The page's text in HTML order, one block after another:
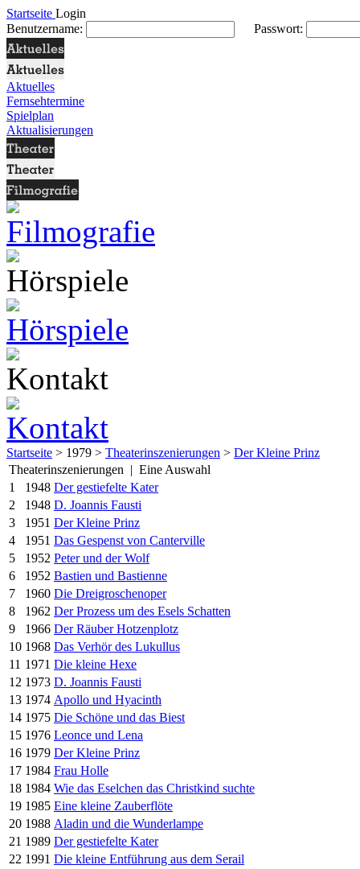
Startseite Login
Benutzername:
Passwort:
Aktuelles
Fernsehtermine
Spielplan
Aktualisierungen
Startseite > 1979 > Theaterinszenierungen > Der Kleine Prinz
Theaterinszenierungen | Eine Auswahl
1
1948 Der gestiefelte Kater
2
1948 D. Joannis Fausti
3
1951 Der Kleine Prinz
4
1951 Das Gespenst von Canterville
5
1952 Peter und der Wolf
6
1952 Bastien und Bastienne
7
1960 Die Dreigroschenoper
8
1962 Der Prozess um des Esels Schatten
9
1966 Der Räuber Hotzenplotz
10 1968 Das Verhör des Lukullus
11 1971 Die kleine Hexe
12 1973 D. Joannis Fausti
13 1974 Apollo und Hyacinth
14 1975 Die Schöne und das Biest
15 1976 Leonce und Lena
16 1979 Der Kleine Prinz
17 1984 Frau Holle
18 1984 Wie das Eselchen das Christkind suchte
19 1985 Eine kleine Zauberflöte
20 1988 Aladin und die Wunderlampe
21 1989 Der gestiefelte Kater
22 1991 Die kleine Entführung aus dem Serail